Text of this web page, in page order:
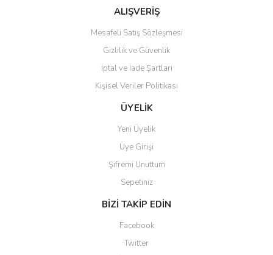
Bu ürüne benzer farklı alternatifler olmalı.
Gönder
ALIŞVERİŞ
Mesafeli Satış Sözleşmesi
Gizlilik ve Güvenlik
İptal ve İade Şartları
Kişisel Veriler Politikası
ÜYELİK
Yeni Üyelik
Üye Girişi
Şifremi Unuttum
Sepetiniz
BİZİ TAKİP EDİN
Facebook
Twitter